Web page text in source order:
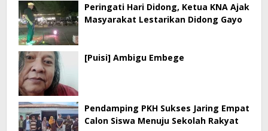
Peringati Hari Didong, Ketua KNA Ajak
Masyarakat Lestarikan Didong Gayo
[Puisi] Ambigu Embege
Pendamping PKH Sukses Jaring Empat
Calon Siswa Menuju Sekolah Rakyat